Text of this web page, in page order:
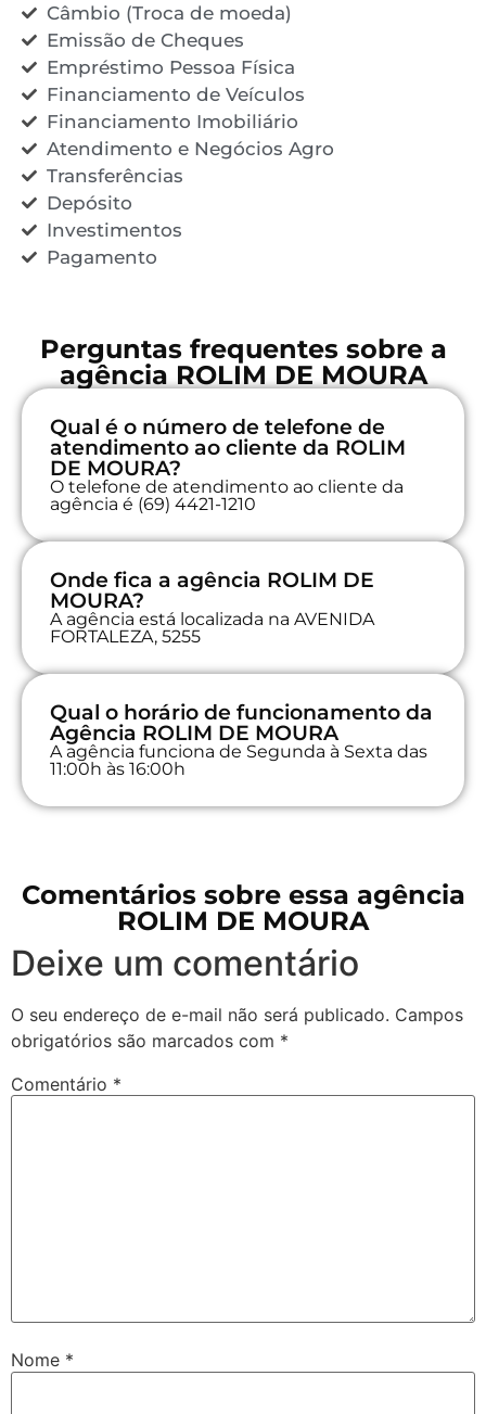
Câmbio (Troca de moeda)
Emissão de Cheques
Empréstimo Pessoa Física
Financiamento de Veículos
Financiamento Imobiliário
Atendimento e Negócios Agro
Transferências
Depósito
Investimentos
Pagamento
Perguntas frequentes sobre a
agência ROLIM DE MOURA
Qual é o número de telefone de
atendimento ao cliente da ROLIM
DE MOURA?
O telefone de atendimento ao cliente da
agência é (69) 4421-1210
Onde fica a agência ROLIM DE
MOURA?
A agência está localizada na AVENIDA
FORTALEZA, 5255
Qual o horário de funcionamento da
Agência ROLIM DE MOURA
A agência funciona de Segunda à Sexta das
11:00h às 16:00h
Comentários sobre essa agência
ROLIM DE MOURA
Deixe um comentário
O seu endereço de e-mail não será publicado. Campos
obrigatórios são marcados com *
Comentário *
Nome *